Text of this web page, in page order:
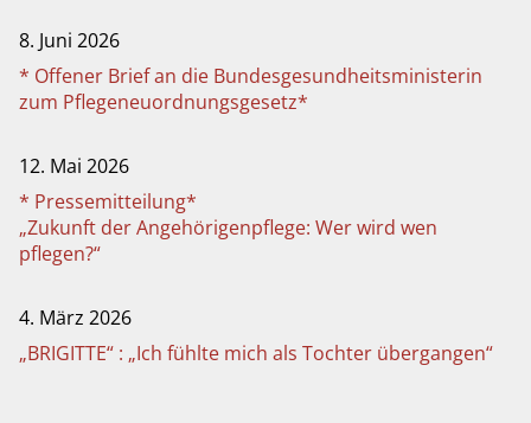
8. Juni 2026
* Offener Brief an die Bundesgesundheitsministerin
zum Pflegeneuordnungsgesetz*
12. Mai 2026
* Pressemitteilung*
„Zukunft der Angehörigenpflege: Wer wird wen
pflegen?“
4. März 2026
„BRIGITTE“ : „Ich fühlte mich als Tochter übergangen“